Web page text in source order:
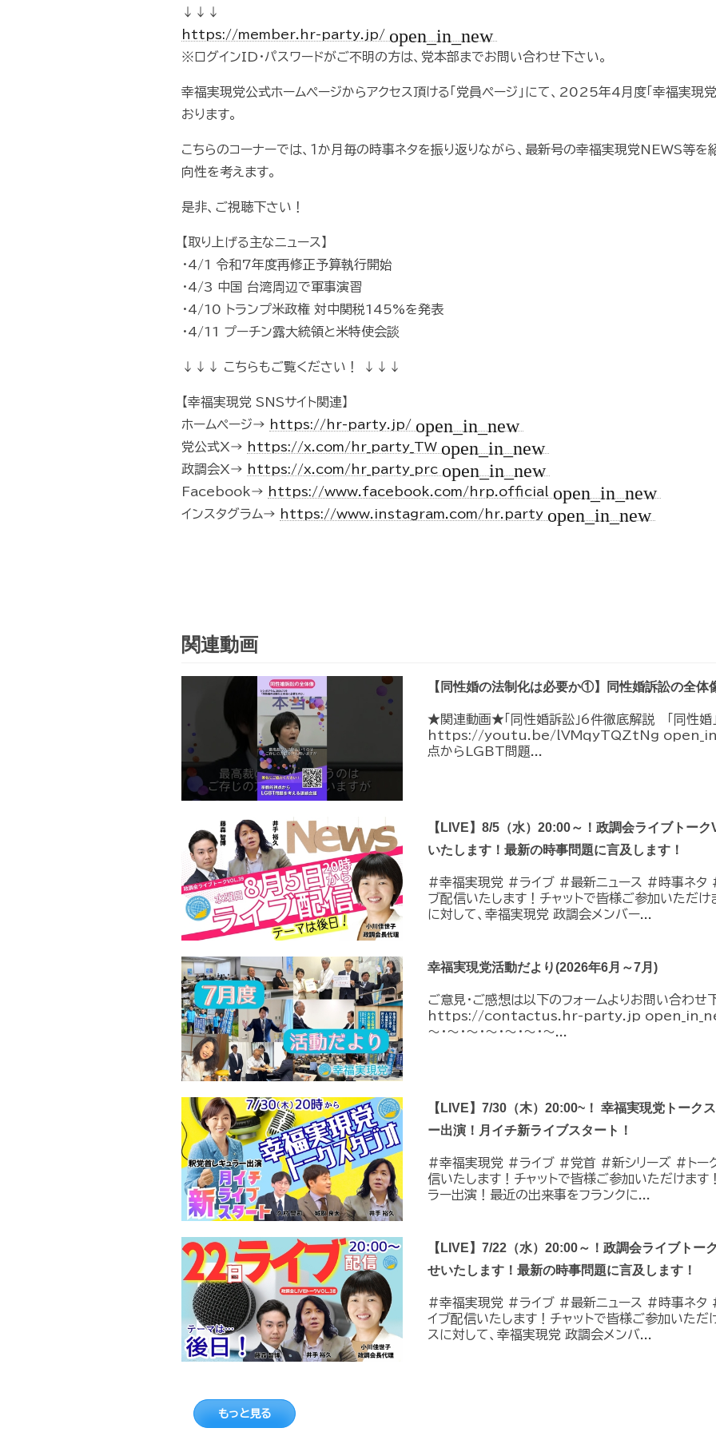
↓↓↓
https://member.hr-party.jp/ open_in_new
※ログインID・パスワードがご不明の方は、党本部までお問い合わせ下さい。
幸福実現党公式ホームページからアクセス頂ける「党員ページ」にて、2025年4月度「幸福実現党
おります。
こちらのコーナーでは、１か月毎の時事ネタを振り返りながら、最新号の幸福実現党NEWS等を
向性を考えます。
是非、ご視聴下さい！
【取り上げる主なニュース】
・4/1 令和7年度再修正予算執行開始
・4/3 中国 台湾周辺で軍事演習
・4/10 トランプ米政権 対中関税145%を発表
・4/11 プーチン露大統領と米特使会談
↓↓↓ こちらもご覧ください！ ↓↓↓
【幸福実現党 SNSサイト関連】
ホームページ→ https://hr-party.jp/ open_in_new
党公式X→ https://x.com/hr_party_TW open_in_new
政調会X→ https://x.com/hr_party_prc open_in_new
Facebook→ https://www.facebook.com/hrp.official open_in_new
インスタグラム→ https://www.instagram.com/hr.party open_in_new
関連動画
【同性婚の法制化は必要か①】同性婚訴訟の全体
★関連動画★「同性婚訴訟」6件徹底解説 「同性婚
https://youtu.be/lVMqyTQZtNg
点からLGBT問題...
【LIVE】8/5（水）20:00～！政調会ライブトー
いたします！最新の時事問題に言及します！
#幸福実現党 #ライブ #最新ニュース #時事ネタ
ブ配信いたします！チャットで皆様ご参加いただ
に対して、幸福実現党 政調会メンバー...
幸福実現党活動だより(2026年6月～7月)
ご意見・ご感想は以下のフォームよりお問い合わせ
https://contactus.hr-party.jp open_in_new ～・
～・～・～・～・～・～・～...
【LIVE】7/30（木）20:00~！ 幸福実現党トー
ー出演！月イチ新ライブスタート！
#幸福実現党 #ライブ #党首 #新シリーズ #トー
信いたします！チャットで皆様ご参加いただけま
ラー出演！最近の出来事をフランクに...
【LIVE】7/22（水）20:00～！政調会ライブト
せいたします！最新の時事問題に言及します！
#幸福実現党 #ライブ #最新ニュース #時事ネ
イブ配信いたします！チャットで皆様ご参加いただ
スに対して、幸福実現党 政調会メンバ...
もっと見る